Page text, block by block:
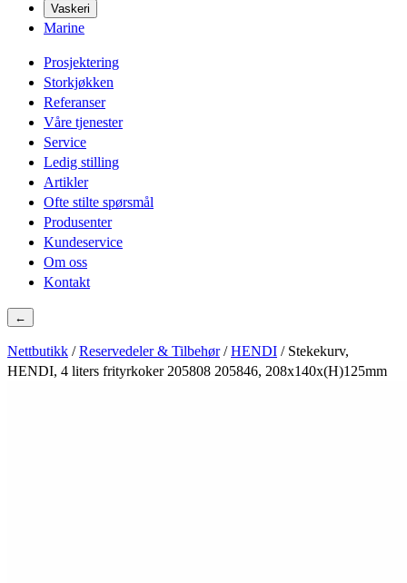
Vaskeri
Marine
Prosjektering
Storkjøkken
Referanser
Våre tjenester
Service
Ledig stilling
Artikler
Ofte stilte spørsmål
Produsenter
Kundeservice
Om oss
Kontakt
←
Nettbutikk /Reservedeler & Tilbehør/HENDI / Stekekurv,
HENDI, 4 liters frityrkoker 205808 205846, 208x140x(H)125mm